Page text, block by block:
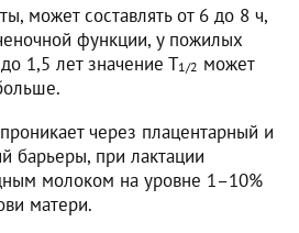
может составлять от 6 до 8 ч,
функции, у пожилых
1,5 лет значение Т1/2 может
через плацентарный и
барьеры, при лактации
молоком на уровне 1–10%
матери.